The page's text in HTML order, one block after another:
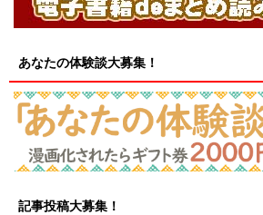
あなたの体験談大募集！
記事投稿大募集！